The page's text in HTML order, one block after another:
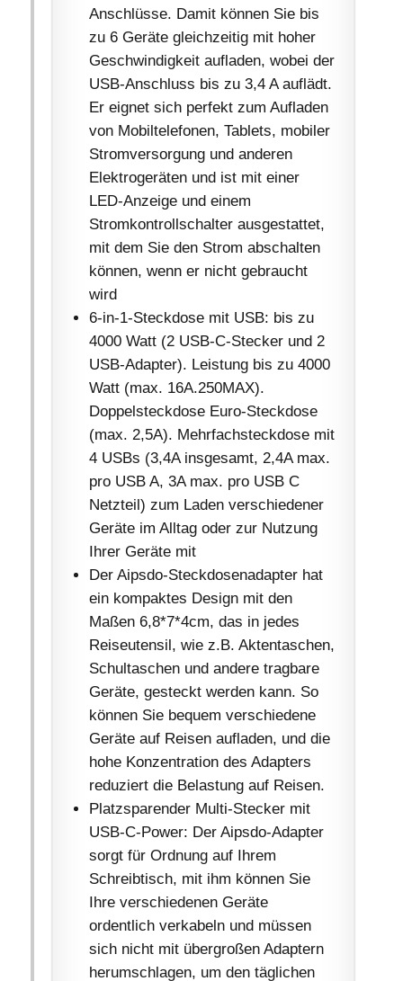
Anschlüsse. Damit können Sie bis
zu 6 Geräte gleichzeitig mit hoher
Geschwindigkeit aufladen, wobei der
USB-Anschluss bis zu 3,4 A auflädt.
Er eignet sich perfekt zum Aufladen
von Mobiltelefonen, Tablets, mobiler
Stromversorgung und anderen
Elektrogeräten und ist mit einer
LED-Anzeige und einem
Stromkontrollschalter ausgestattet,
mit dem Sie den Strom abschalten
können, wenn er nicht gebraucht
wird
6-in-1-Steckdose mit USB: bis zu
4000 Watt (2 USB-C-Stecker und 2
USB-Adapter). Leistung bis zu 4000
Watt (max. 16A.250MAX).
Doppelsteckdose Euro-Steckdose
(max. 2,5A). Mehrfachsteckdose mit
4 USBs (3,4A insgesamt, 2,4A max.
pro USB A, 3A max. pro USB C
Netzteil) zum Laden verschiedener
Geräte im Alltag oder zur Nutzung
Ihrer Geräte mit
Der Aipsdo-Steckdosenadapter hat
ein kompaktes Design mit den
Maßen 6,8*7*4cm, das in jedes
Reiseutensil, wie z.B. Aktentaschen,
Schultaschen und andere tragbare
Geräte, gesteckt werden kann. So
können Sie bequem verschiedene
Geräte auf Reisen aufladen, und die
hohe Konzentration des Adapters
reduziert die Belastung auf Reisen.
Platzsparender Multi-Stecker mit
USB-C-Power: Der Aipsdo-Adapter
sorgt für Ordnung auf Ihrem
Schreibtisch, mit ihm können Sie
Ihre verschiedenen Geräte
ordentlich verkabeln und müssen
sich nicht mit übergroßen Adaptern
herumschlagen, um den täglichen